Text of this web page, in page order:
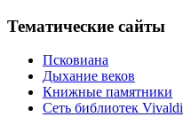
Тематические сайты
Псковиана
Дыхание веков
Книжные памятники
Сеть библиотек Vivaldi